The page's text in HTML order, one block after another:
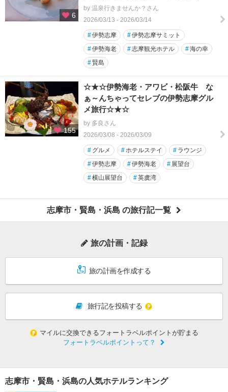
6
by 温泉行きませんか？さん
2026/03/13 - 2026/03/14
#伊勢志摩 #伊勢志摩サミット
#伊勢海老 #志摩観光ホテル #海の幸
#賢島
155
☆★☆伊勢海老・アワビ・松阪牛 な
ぁ～んちゃってセレブの伊勢志摩グル
メ旅行☆★☆
by 多良さん
2026/03/08 - 2026/03/09
# グルメ # ホテルステイ # ラウンジ
#伊勢志摩 #伊勢海老 # 展望台
#横山展望台 #英虞湾
志摩市・賢島・浜島 の旅行記一覧
旅の計画・記録
旅の計画を作成する
旅行記を投稿する
マイルに交換できるフォートラベルポイントが貯まる
フォートラベルポイントって？
志摩市・賢島・浜島の人気ホテルランキング